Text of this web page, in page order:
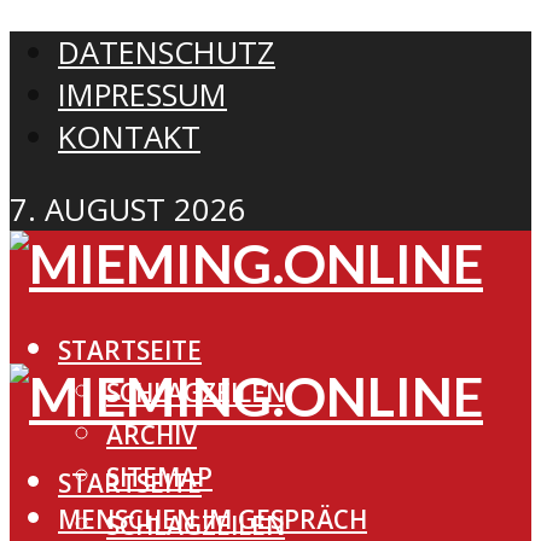
DATENSCHUTZ
IMPRESSUM
KONTAKT
7. AUGUST 2026
STARTSEITE
SCHLAGZEILEN
ARCHIV
SITEMAP
MENSCHEN IM GESPRÄCH
STARTSEITE
SCHLAGZEILEN